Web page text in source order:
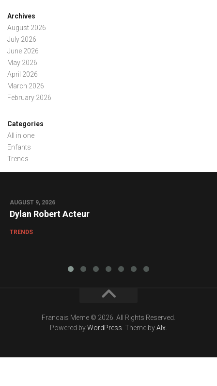
Archives
August 2026
July 2026
June 2026
May 2026
April 2026
March 2026
February 2026
Categories
All in one
Enfants
Trends
AUGUST 9, 2026
Dylan Robert Acteur
TRENDS
Francais Meme © 2026. All Rights Reserved.
Powered byWordPress. Theme byAlx.